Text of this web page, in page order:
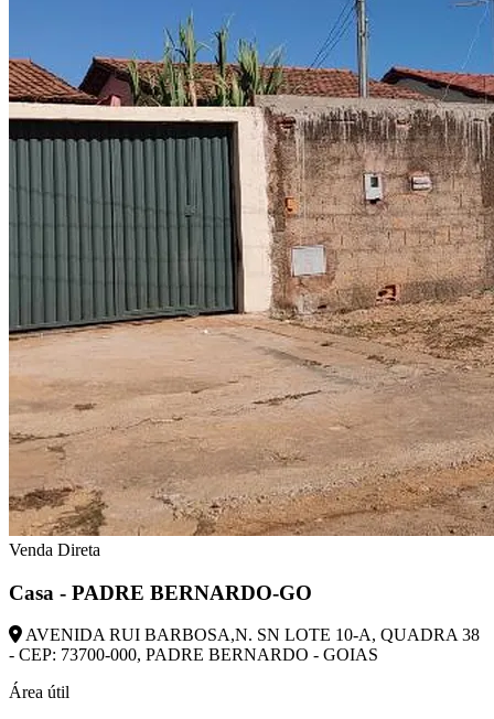
Venda Direta
Casa - PADRE BERNARDO-GO
AVENIDA RUI BARBOSA,N. SN LOTE 10-A, QUADRA 38
- CEP: 73700-000, PADRE BERNARDO - GOIAS
Área útil